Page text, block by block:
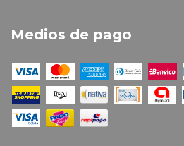
Medios de pago